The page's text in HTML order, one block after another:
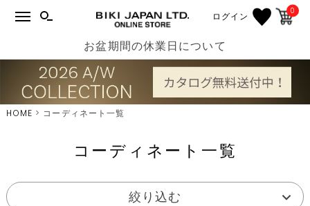
ログイン 0
お盆期間の休業日について
HOME コーディネート一覧
コーディネート一覧
絞り込む